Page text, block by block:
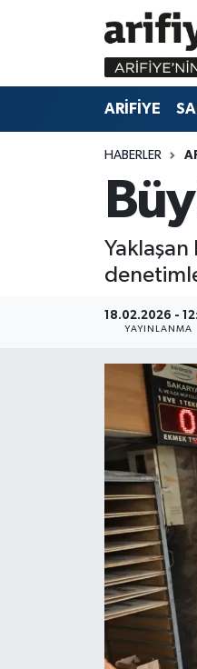
ARİFİYE
HABERLER
Yaklaşan
18.02.2026 -
YAYINLANMA
SAKARYA
GÜNDEM
GÜNDEM
EĞİTİM
EKONOMİ
Sakarya Hava
Sakarya Namaz
Sakarya Trafik
Süper Lig Puan
Tüm Manşetler